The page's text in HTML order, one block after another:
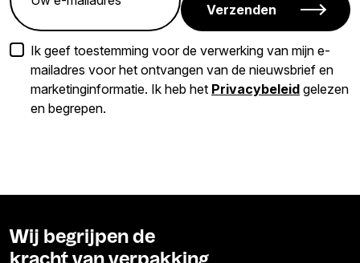
Verzenden
Ik geef toestemming voor de verwerking van mijn e-
mailadres voor het ontvangen van de nieuwsbrief en
marketinginformatie. Ik heb het Privacybeleid gelezen
en begrepen.
Wij begrijpen de